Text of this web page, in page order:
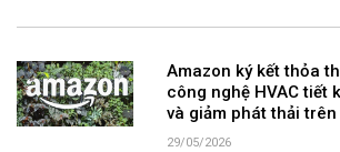
Amazon ký kết thỏa
công nghệ HVAC tiết
và giảm phát thải
29/05/2026